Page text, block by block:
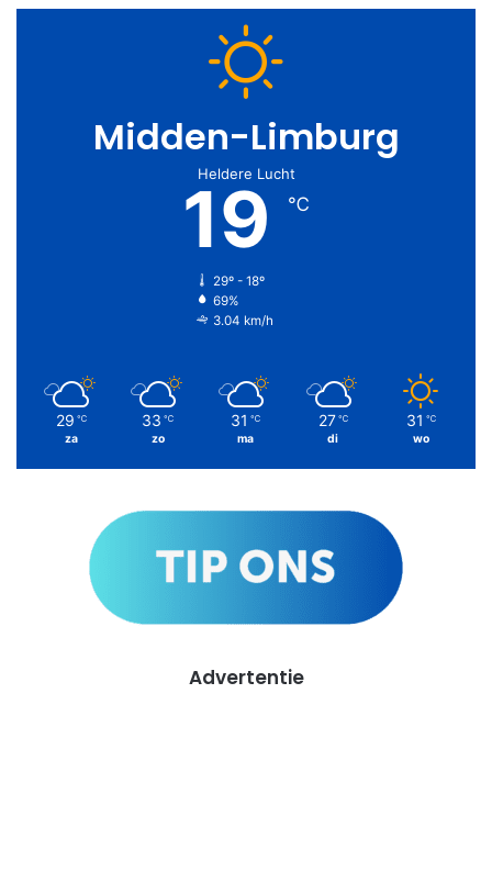
Midden-Limburg
Heldere Lucht
19 ℃
29º - 18º
69%
3.04 km/h
29 ℃
za
33 ℃
zo
31 ℃
ma
27 ℃
di
31 ℃
wo
Advertentie